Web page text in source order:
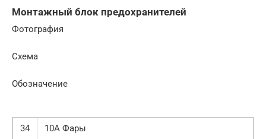
Монтажный блок предохранителей
Фотография
Схема
Обозначение
34
10А Фары